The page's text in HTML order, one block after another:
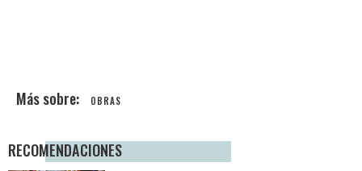
OBRAS
RECOMENDACIONES